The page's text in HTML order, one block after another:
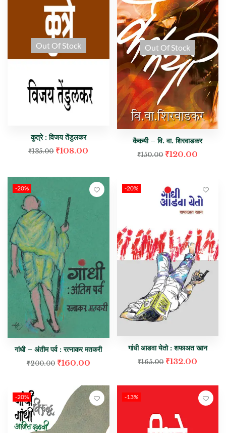
Out Of Stock
कुत्रे : विजय तेंडुलकर
₹135.00 ₹108.00
Out Of Stock
कैकयी – वि. वा. शिरवाडकर
₹150.00 ₹120.00
-20%
गांधी – अंतीम पर्व : रत्नाकर मतकरी
₹200.00 ₹160.00
-20%
गांधी आडवा येतो : शफाअत खान
₹165.00 ₹132.00
-20% -13%